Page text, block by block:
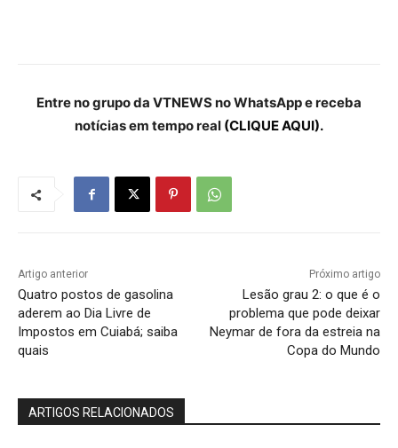
Entre no grupo da VTNEWS no WhatsApp e receba
notícias em tempo real (CLIQUE AQUI).
Artigo anterior
Quatro postos de gasolina
aderem ao Dia Livre de
Impostos em Cuiabá; saiba
quais
Próximo artigo
Lesão grau 2: o que é o
problema que pode deixar
Neymar de fora da estreia na
Copa do Mundo
ARTIGOS RELACIONADOS